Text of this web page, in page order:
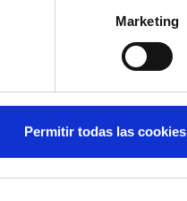
Marketing
Permitir todas las cookies